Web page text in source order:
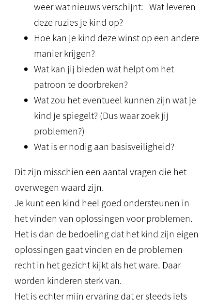
weer wat nieuws verschijnt: Wat leveren
deze ruzies je kind op?
Hoe kan je kind deze winst op een andere
manier krijgen?
Wat kan jij bieden wat helpt om het
patroon te doorbreken?
Wat zou het eventueel kunnen zijn wat je
kind je spiegelt? (Dus waar zoek jij
problemen?)
Wat is er nodig aan basisveiligheid?
Dit zijn misschien een aantal vragen die het
overwegen waard zijn.
Je kunt een kind heel goed ondersteunen in
het vinden van oplossingen voor problemen.
Het is dan de bedoeling dat het kind zijn eigen
oplossingen gaat vinden en de problemen
recht in het gezicht kijkt als het ware. Daar
worden kinderen sterk van.
Het is echter mijn ervaring dat er steeds iets